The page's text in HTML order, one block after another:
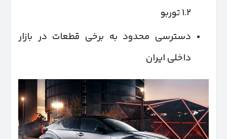
۱.۲ توربو
دسترسی محدود به برخی قطعات در بازار
داخلی ایران